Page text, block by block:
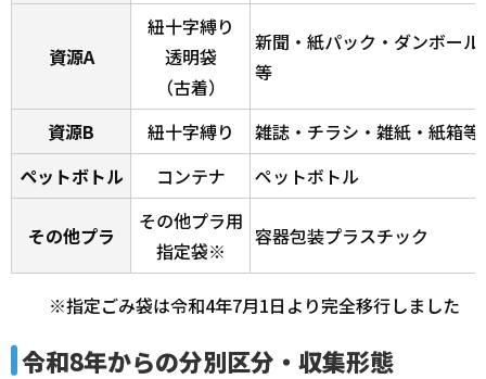
資源A
紐十字縛り
透明袋
（古着）
新聞・紙パック・ダンボール
等
資源B 紐十字縛り
雑誌・チラシ・雑紙・紙箱等
ペットボトル
コンテナ ペットボトル
その他プラ
その他プラ用
指定袋※
容器包装プラスチック
※指定ごみ袋は令和4年7月1日より完全移行しました
令和8年からの分別区分・収集形態